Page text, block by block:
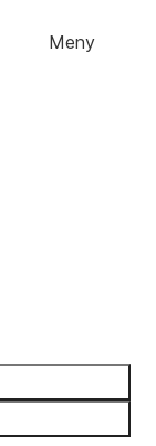
Meny